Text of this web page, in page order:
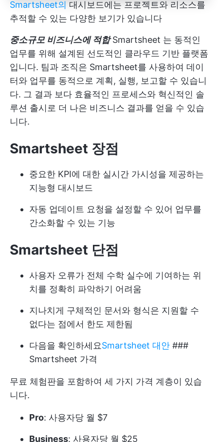
Smartsheet의 대시보드에는 프로젝트와 리소스를
추적할 수 있는 다양한 보기가 있습니다
중소규모 비즈니스에 적합 Smartsheet 는 동적인
업무를 위해 설계된 선도적인 클라우드 기반 플랫폼
입니다. 팀과 조직은 Smartsheet를 사용하여 데이
터와 업무를 동적으로 계획, 실행, 보고할 수 있습니
다. 그 결과 보다 효율적인 프로세스와 혁신적인 솔
루션 출시로 더 나은 비즈니스 결과를 얻을 수 있습
니다.
Smartsheet 장점
중요한 KPI에 대한 실시간 가시성을 제공하는
지능형 대시보드
자동 업데이트 요청을 설정할 수 있어 업무를
간소화할 수 있는 기능
Smartsheet 단점
사용자 오류가 전체 수학 실수에 기여하는 위
치를 정확히 파악하기 어려움
지나치게 구체적인 문서와 형식은 지원할 수
없다는 점에서 한도 제한됨
다음을 확인하세요Smartsheet 대안 ###
Smartsheet 가격
무료 체험판을 포함하여 세 가지 가격 계층이 있습
니다.
Pro: 사용자당 월 $7
Business: 사용자당 월 $25